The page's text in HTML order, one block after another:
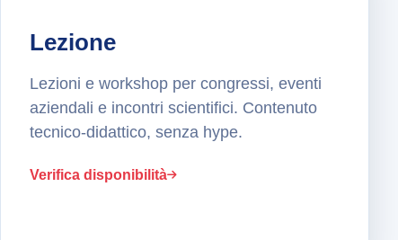
Lezione
Lezioni e workshop per congressi, eventi
aziendali e incontri scientifici. Contenuto
tecnico-didattico, senza hype.
Verifica disponibilità